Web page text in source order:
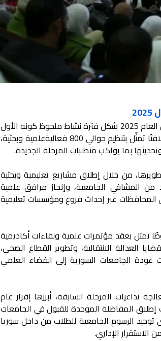
كشفت وزارة التعليم العالي والبحث العلمي في الحكومة السورية، أن العام 2025 شكل فترة نشاط ملحوظ كونه الأول
بعد التحرير وانتصار الثورة السورية، حيث شهد القطاع حراكًا أكاديميًا لافتًا تمثّل بتنظيم حوالي 800 فعاليةعلمية وبحثية،
بما يواكب متطلبات المرحلة الجديدة.
من خلال إطلاق مشاريع تعليمية وبحثية
من المشافي الجامعية، وإنجاز مرافق علمية
عبر إحداث فروع ومؤسسات تعليمية
تمثل بعقد مؤتمرات علمية ولقاءات أكاديمية
العدالة الانتقالية، وتطوير القطاع الصحي،
الجامعات السورية إلى الفضاء العلمي
تداعيات المرحلة السابقة، أبرزها إقرار عام
إطلاق المفاضلة الموحدة للقبول في الجامعات
الرسوم الجامعية للطلاب من داخل سوريا
الإداري.